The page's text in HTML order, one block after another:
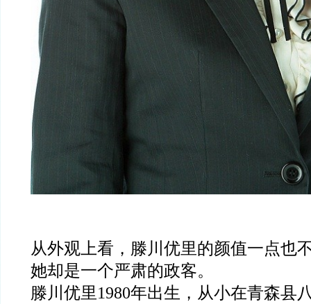
从外观上看，滕川优里的颜值一点也
她却是一个严肃的政客。
滕川优里1980年出生，从小在青森县